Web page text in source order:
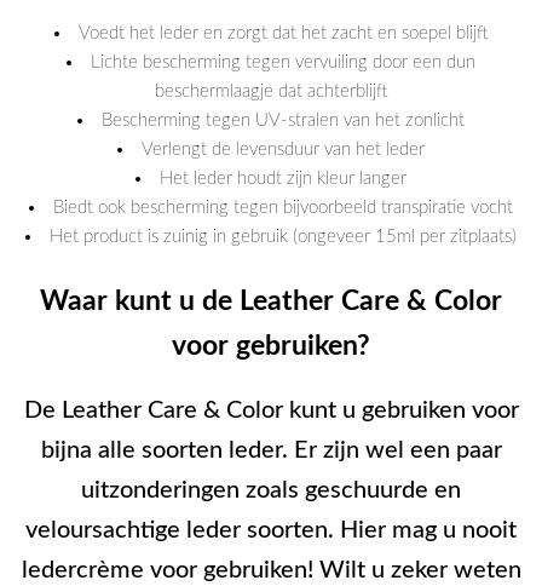
Voedt het leder en zorgt dat het zacht en soepel blijft
Lichte bescherming tegen vervuiling door een dun
beschermlaagje dat achterblijft
Bescherming tegen UV-stralen van het zonlicht
Verlengt de levensduur van het leder
Het leder houdt zijn kleur langer
Biedt ook bescherming tegen bijvoorbeeld transpiratie vocht
Het product is zuinig in gebruik (ongeveer 15ml per zitplaats)
Waar kunt u de Leather Care & Color
voor gebruiken?
De Leather Care & Color kunt u gebruiken voor
bijna alle soorten leder. Er zijn wel een paar
uitzonderingen zoals geschuurde en
veloursachtige leder soorten. Hier mag u nooit
ledercrème voor gebruiken! Wilt u zeker weten